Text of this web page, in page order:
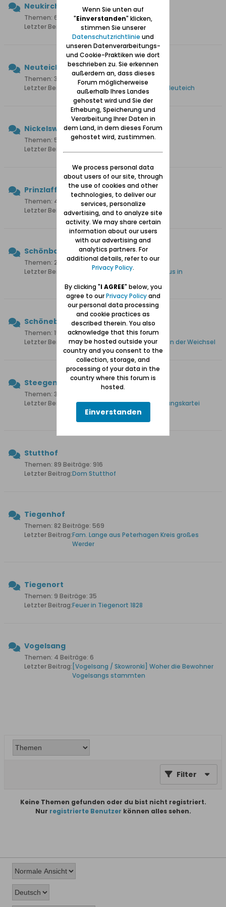
Neukirch
Themen: 6 Beiträge: 31
Letzter Beitrag:
Nur eine Erinnerrung
Neuteich
Themen: 33 Beiträge: 372
Letzter Beitrag:
Wohnung mieten im Werder / Neuteich
Nickelswalde
Themen: 52 Beiträge: 419
Letzter Beitrag:
Prinzlaff
Themen: 40 Beiträge: 264
Letzter Beitrag:Biber an der Elbinger Weichsel
Schönbaum
Themen: 24 Beiträge: 159
Letzter Beitrag:
Denkmalgeschütztes Müllerhaus in
Schöneberg
Themen: 15 Beiträge: 108
Letzter Beitrag:Heinz Albert Pohl: Schöneberg an der Weichsel
Steegen
Themen: 35 Beiträge: 331
Letzter Beitrag:
1.907 Namen aus der Haushaltungskartei
Steegen 1939
Stutthof
Themen: 89 Beiträge: 916
Letzter Beitrag:Dom Stutthof
Tiegenhof
Themen: 82 Beiträge: 569
Letzter Beitrag:Fam. Lange aus Peterhagen Kreis großes
Werder
Tiegenort
Themen: 9 Beiträge: 35
Letzter Beitrag:Feuer in Tiegenort 1828
Vogelsang
Themen: 4 Beiträge: 6
Letzter Beitrag: [Vogelsang / Skowronki] Woher die Bewohner
Vogelsangs stammten
Filter
Keine Themen gefunden oder du bist nicht registriert.
Nur registrierte Benutzer können alles sehen.
Wenn Sie unten auf
"Einverstanden" klicken,
stimmen Sie unserer
Datenschutzrichtlinie und
unseren Datenverarbeitungs-
und Cookie-Praktiken wie dort
beschrieben zu. Sie erkennen
außerdem an, dass dieses
Forum möglicherweise
außerhalb Ihres Landes
gehostet wird und Sie der
Erhebung, Speicherung und
Verarbeitung Ihrer Daten in
dem Land, in dem dieses Forum
gehostet wird, zustimmen.
We process personal data
about users of our site, through
the use of cookies and other
technologies, to deliver our
services, personalize
advertising, and to analyze site
activity. We may share certain
information about our users
with our advertising and
analytics partners. For
additional details, refer to our
Privacy Policy.
By clicking "I AGREE" below, you
agree to ourPrivacy Policyand
our personal data processing
and cookie practices as
described therein. You also
acknowledge that this forum
may be hosted outside your
country and you consent to the
collection, storage, and
processing of your data in the
country where this forum is
hosted.
Einverstanden